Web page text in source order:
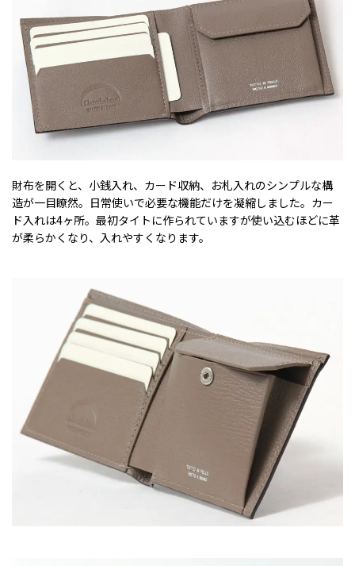
財布を開くと、小銭入れ、カード収納、お札入れのシンプルな構
造が一目瞭然。日常使いで必要な機能だけを凝縮しました。カー
ド入れは4ヶ所。最初タイトに作られていますが使い込むほどに革
が柔らかくなり、入れやすくなります。